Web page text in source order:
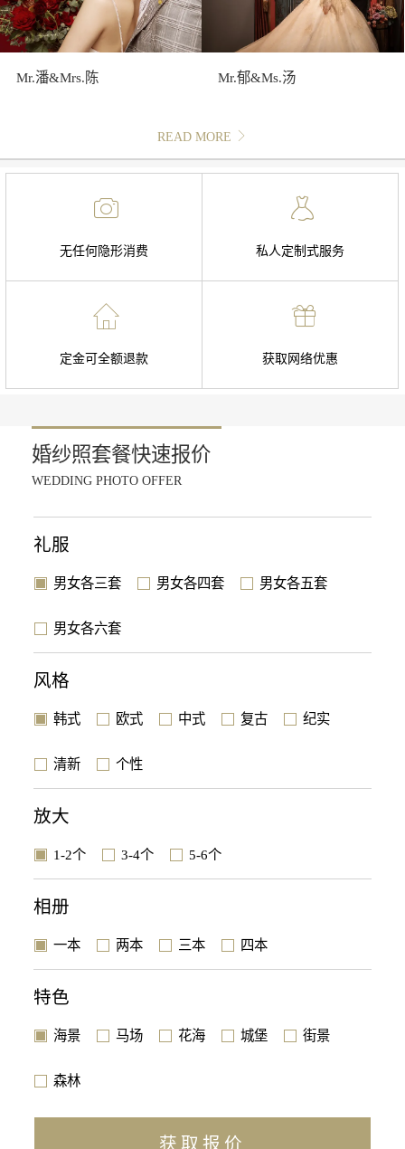
Mr.潘&Mrs.陈 Mr.郁&Ms.汤
READ MORE
无任何隐形消费 私人定制式服务
定金可全额退款 获取网络优惠
婚纱照套餐快速报价
WEDDING PHOTO OFFER
礼服
男女各三套 男女各四套 男女各五套
男女各六套
风格
韩式 欧式 中式 复古 纪实
清新 个性
放大
1-2个 3-4个 5-6个
相册
一本 两本 三本 四本
特色
海景 马场 花海 城堡 街景
森林
获取报价